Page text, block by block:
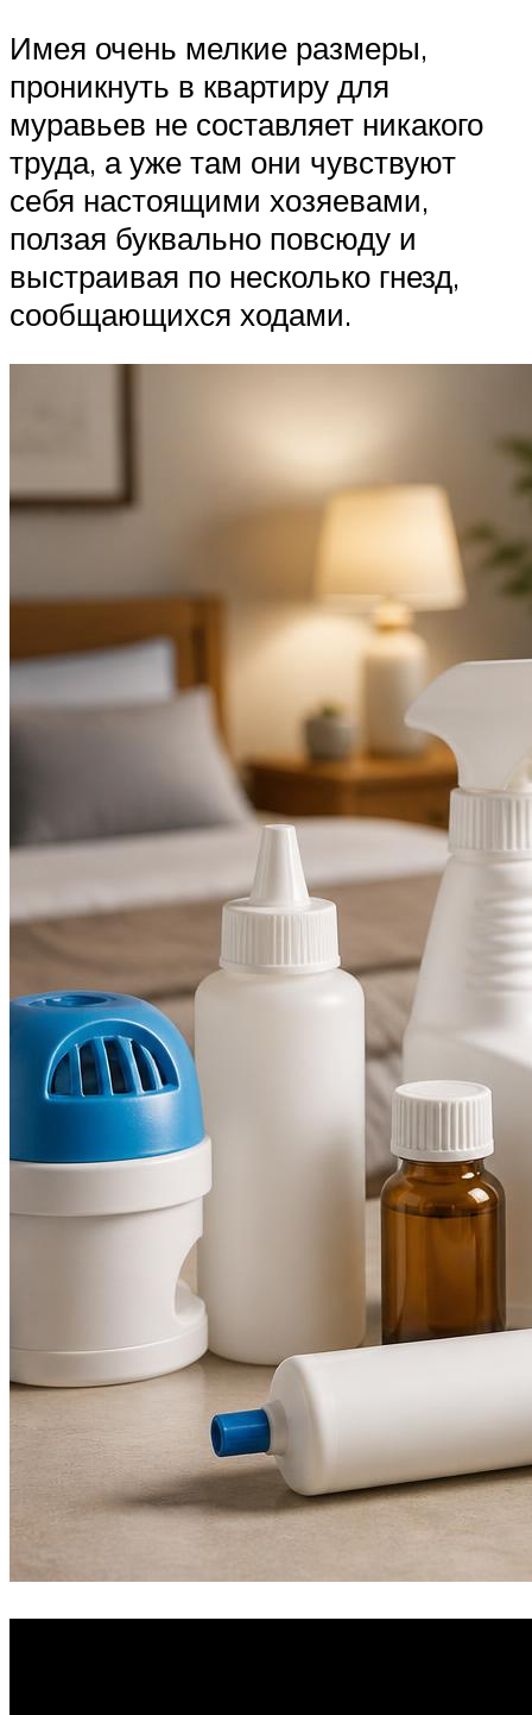
Имея очень мелкие размеры,
проникнуть в квартиру для
муравьев не составляет никакого
труда, а уже там они чувствуют
себя настоящими хозяевами,
ползая буквально повсюду и
выстраивая по несколько гнезд,
сообщающихся ходами.